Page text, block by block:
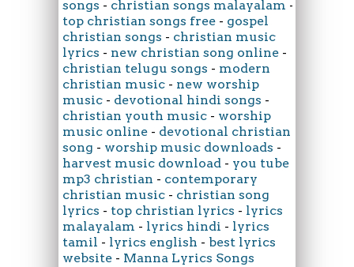
songs - christian songs malayalam -
top christian songs free - gospel
christian songs - christian music
lyrics - new christian song online -
christian telugu songs - modern
christian music - new worship
music - devotional hindi songs -
christian youth music - worship
music online - devotional christian
song - worship music downloads -
harvest music download - you tube
mp3 christian - contemporary
christian music - christian song
lyrics - top christian lyrics - lyrics
malayalam - lyrics hindi - lyrics
tamil - lyrics english - best lyrics
website - Manna Lyrics Songs